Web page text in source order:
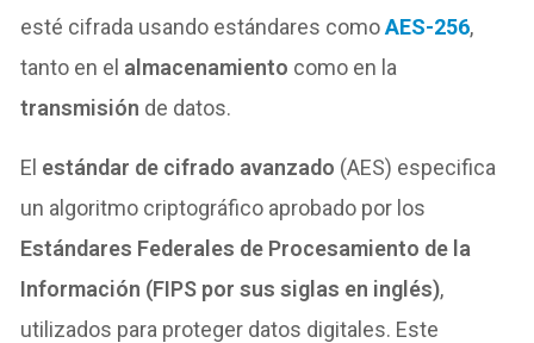
esté cifrada usando estándares comoAES-256,
tanto en el almacenamiento como en la
transmisión de datos.
El estándar de cifrado avanzado (AES) especifica
un algoritmo criptográfico aprobado por los
Estándares Federales de Procesamiento de la
Información (FIPS por sus siglas en inglés),
utilizados para proteger datos digitales. Este